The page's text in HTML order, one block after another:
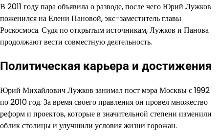
В 2011 году пара объявила о разводе, после чего Юрий Лужков
поженился на Елени Пановой, экс-заместитель главы
Роскосмоса. Судя по открытым источникам, Лужков и Панова
продолжают вести совместную деятельность.
Политическая карьера и достижения
Юрий Михайлович Лужков занимал пост мэра Москвы с 1992
по 2010 год. За время своего правления он провел множество
реформ и проектов, которые в значительной степени изменили
облик столицы и улучшили условия жизни горожан.